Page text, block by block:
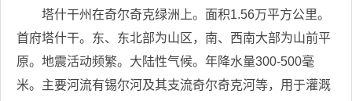
塔什干州在奇尔奇克绿洲上。面积1.56万平方公里。
首府塔什干。东、东北部为山区，南、西南大部为山前平
原。地震活动频繁。大陆性气候。年降水量300-500毫
米。主要河流有锡尔河及其支流奇尔奇克河等，用于灌溉